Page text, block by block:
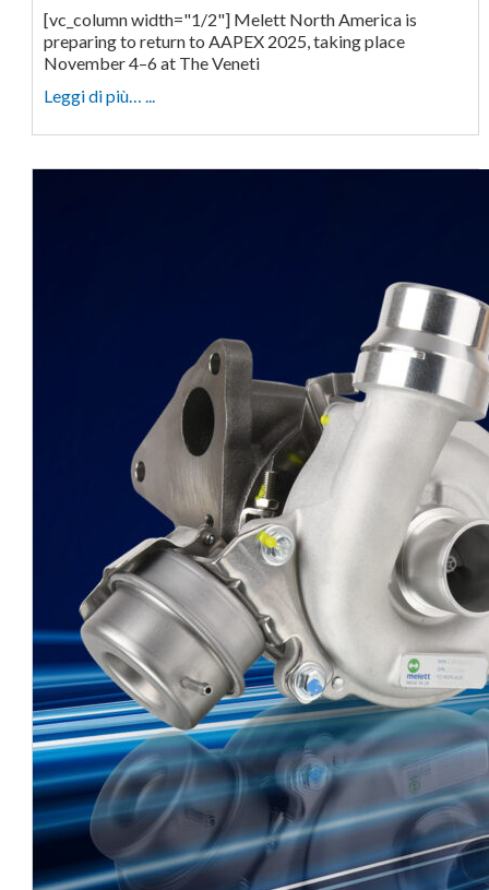
[vc_column width="1/2"] Melett North America is
preparing to return to AAPEX 2025, taking place
November 4–6 at The Veneti
Leggi di più… ...